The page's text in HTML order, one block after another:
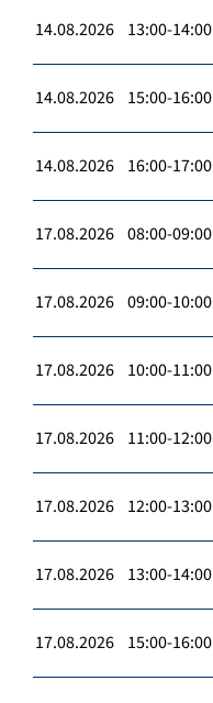
14.08.2026 13:00-14:00
14.08.2026 15:00-16:00
14.08.2026 16:00-17:00
17.08.2026 08:00-09:00
17.08.2026 09:00-10:00
17.08.2026 10:00-11:00
17.08.2026 11:00-12:00
17.08.2026 12:00-13:00
17.08.2026 13:00-14:00
17.08.2026 15:00-16:00